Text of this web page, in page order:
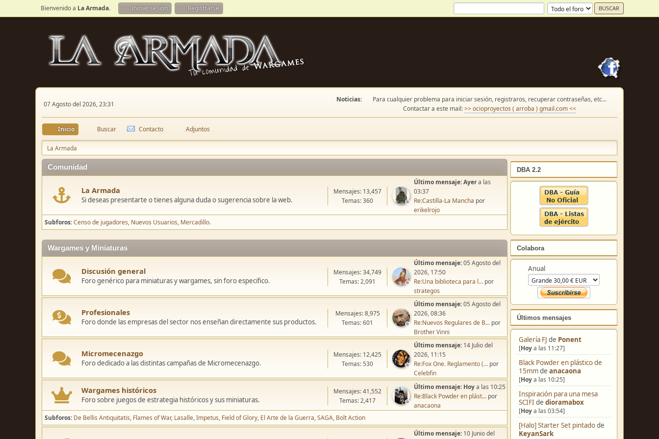
Bienvenido a La Armada. Iniciar sesión Registrarse
07 Agosto del 2026, 23:31
Noticias:
Para cualquier problema para iniciar sesión, registraros, recuperar contraseñas, etc...
Contactar a este mail:>> ocioproyectos ( arroba ) gmail.com <<
Inicio Buscar Contacto Adjuntos
La Armada
DBA 2.2
Colabora
Anual
Últimos mensajes
Galería FJ de Ponent
[Hoya las 11:27]
Black Powder en plástico de
15mmde anacaona
[Hoya las 10:25]
Inspiración para una mesa
SCIFI de dioramabox
[Hoya las 03:54]
[Halo] Starter Set pintadode
KeyanSark
Comunidad
La Armada
Si deseas presentarte o tienes alguna duda o sugerencia sobre la web.
Mensajes: 13,457
Temas: 360
Último mensaje:Ayera las
03:37
Re:Castilla-La Mancha por
erikelrojo
Subforos Censo de jugadores Nuevos Usuarios Mercadillo.
Wargames y Miniaturas
Discusión general
Foro genérico para miniaturas y wargames, sin foro especifico.
Mensajes: 34,749
Temas: 2,091
Último mensaje:05 Agosto del
2026, 17:50
Re:Una biblioteca para l... por
strategos
Profesionales
Foro donde las empresas del sector nos enseñan directamente sus productos.
Mensajes: 8,975
Temas: 601
Último mensaje:05 Agosto del
2026, 08:36
Re:Nuevos Regulares de B... por
Brother Vinni
Micromecenazgo
Foro dedicado a las distintas campañas de Micromecenazgo.
Mensajes: 12,425
Temas: 530
Último mensaje: 14 Julio del
2026, 11:15
Re:Fox One. Reglamento (... por
Celebfin
Wargames históricos
Foro sobre juegos de estrategia históricos y sus miniaturas.
Mensajes: 41,552
Temas: 2,417
Último mensaje: Hoya las 10:25
Re:Black Powder en plást... por
anacaona
Subforos De Bellis Antiquitatis Flames of War Lasalle Impetus Field of Glory El Arte de la Guerra SAGA Bolt Action
Último mensaje: 10 Junio del